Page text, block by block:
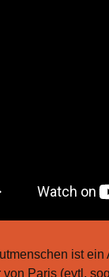
ist
von Paris (evtl.